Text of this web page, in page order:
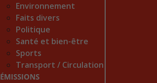
Environnement
Faits divers
Politique
Santé et bien-être
Sports
Transport / Circulation
ÉMISSIONS